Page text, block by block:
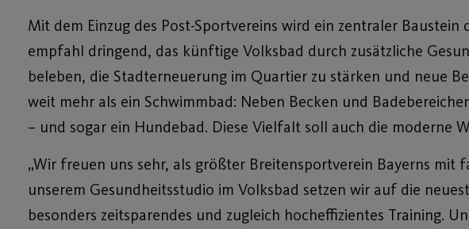
Mit dem Einzug des Post-Sportvereins wird ein zentraler
empfahl dringend, das künftige Volksbad durch zusätzliche
beleben, die Stadterneuerung im Quartier zu stärken und neue
weit mehr als ein Schwimmbad: Neben Becken und
– und sogar ein Hundebad. Diese Vielfalt soll auch die moderne
„Wir freuen uns sehr, als größter Breitensportverein Bayerns
unserem Gesundheitsstudio im Volksbad setzen wir auf die
besonders zeitsparendes und zugleich hocheffizientes Training.